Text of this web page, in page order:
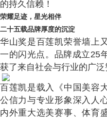
的持久信赖！
荣耀足迹，星光相伴
二十五载品牌厚度的沉淀
华山奖是百莲凯荣誉墙上
一的闪光点。品牌成立25
获了来自社会与行业的广泛
百莲凯是载入《中国美容
公信力与专业形象深入人
内外重大选美赛事、体育